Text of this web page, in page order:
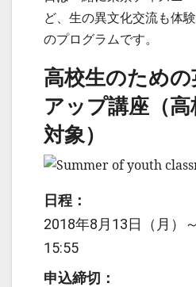
ど、生の異文化交流も体
のプログラムです。
高校生のため​
アップ講座（
対象）
日程：
2018年8月13日（月）
15:55
申込締切：